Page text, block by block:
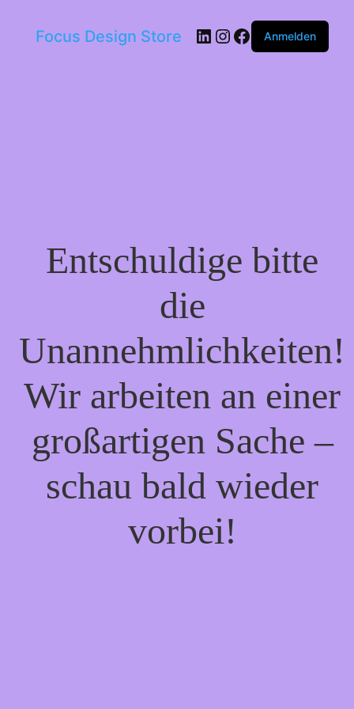
Focus Design Store LinkedIn
Instagram
Facebook
Anmelden
Entschuldige bitte
die
Unannehmlichkeiten!
Wir arbeiten an einer
großartigen Sache –
schau bald wieder
vorbei!